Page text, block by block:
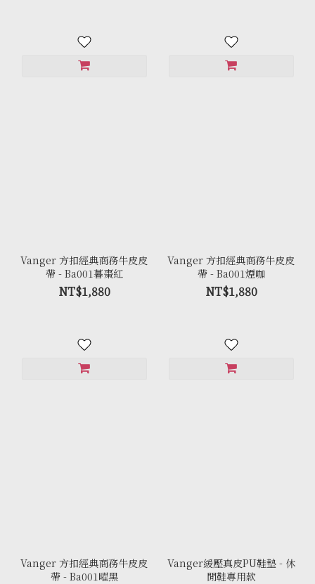
Vanger 方扣經典商務牛皮皮
帶 - Ba001暮棗紅
NT$1,880
Vanger 方扣經典商務牛皮皮
帶 - Ba001煙咖
NT$1,880
Vanger 方扣經典商務牛皮皮
帶 - Ba001曜黑
Vanger緩壓真皮PU鞋墊 - 休
閒鞋專用款